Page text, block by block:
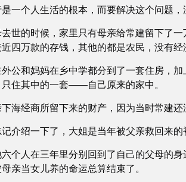
是一个人生活的根本，而要解决这个问题
世的时候，家里只有母亲给常建留下了
四万款的存钱，其他的都是农民，没有
公和妈妈在乡中学都分到了一套住房，
只住其中的一套――自己原来的家中。
海经商所留下来的财产，因为当时常建
介绍一下了，大姐是当年被父亲救回来
六个人在三年里分别回到了自己的父母的
亲当女儿养的命运总算结束了。